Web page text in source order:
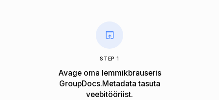
STEP 1
Avage oma lemmikbrauseris
GroupDocs.Metadata tasuta
veebitööriist.